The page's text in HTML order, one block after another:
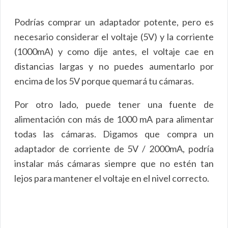
Podrías comprar un adaptador potente, pero es
necesario considerar el voltaje (5V) y la corriente
(1000mA) y como dije antes, el voltaje cae en
distancias largas y no puedes aumentarlo por
encima de los 5V porque quemará tu cámaras.
Por otro lado, puede tener una fuente de
alimentación con más de 1000 mA para alimentar
todas las cámaras. Digamos que compra un
adaptador de corriente de 5V / 2000mA, podría
instalar más cámaras siempre que no estén tan
lejos para mantener el voltaje en el nivel correcto.